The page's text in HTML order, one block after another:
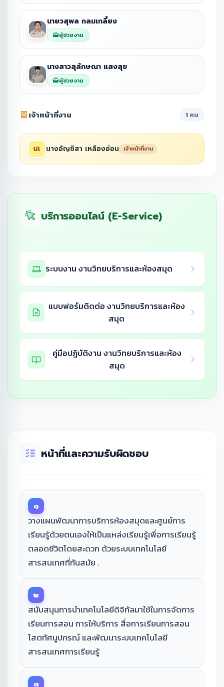
นายวสุพล กลมเกลี้ยง
ผู้ช่วยงาน
นางสาวสุลักษณา แสงสุข
ผู้ช่วยงาน
เจ้าหน้าที่งาน 1 คน
นางอัญชิสา เหลืองอ่อน เจ้าหน้าที่งาน
บริการออนไลน์ (E-Service)
ระบบงาน งานวิทยบริการและห้องสมุด
แบบฟอร์มติดต่อ งานวิทยบริการและห้อง
สมุด
คู่มือปฏิบัติงาน งานวิทยบริการและห้อง
สมุด
หน้าที่และความรับผิดชอบ
๑
วางแผนพัฒนาการบริการห้องสมุดและศูนย์การ
เรียนรู้ด้วยตนเองให้เป็นแหล่งเรียนรู้เพื่อการเรียนรู้
ตลอดชีวิตโดยสะดวก ด้วยระบบเทคโนโลยี
สารสนเทศที่ทันสมัย .
๒
สนับสนุนการนําเทคโนโลยีดิจิทัลมาใช้ในการจัดการ
เรียนการสอน การให้บริการ สื่อการเรียนการสอน
โสตทัศนูปกรณ์ และพัฒนาระบบเทคโนโลยี
สารสนเทศการเรียนรู้
๓